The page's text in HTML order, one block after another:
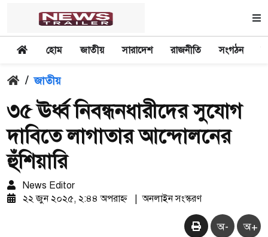
হোম জাতীয় সারাদেশ রাজনীতি সংগঠন
/ জাতীয়
৩৫ ঊর্ধ্ব নিবন্ধনধারীদের সুযোগ
দাবিতে লাগাতার আন্দোলনের
হুঁশিয়ারি
News Editor
২২ জুন ২০২৫, ২:৪৪ অপরাহ্ন
অনলাইন সংস্করণ
অ- অ+